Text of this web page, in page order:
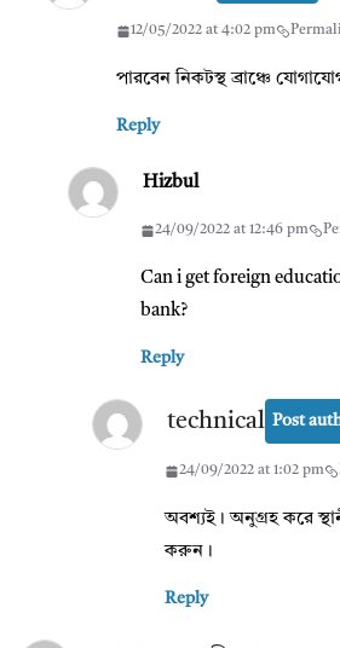
12/05/2022 at 4:02 pm
পারবেন নিকটস্থ ব্রাঞ্চে
Reply
Hizbul
24/09/2022 at 12:46 pm
Can i get foreign
bank?
Reply
technical Post
24/09/2022 at 1:02 pm
অবশ্যই। অনুগ্রহ করে
করুন।
Reply